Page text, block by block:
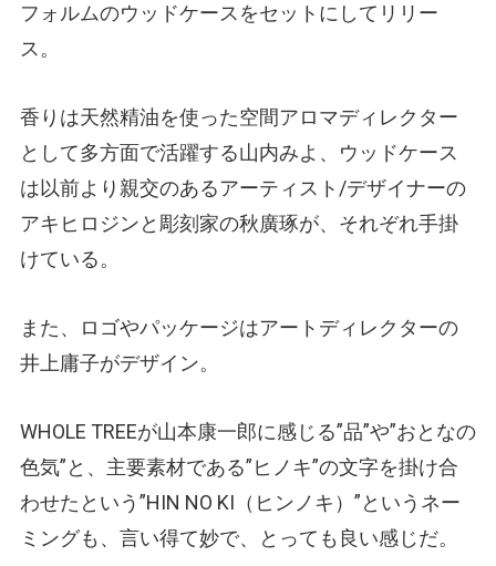
フォルムのウッドケースをセットにしてリリー
ス。
香りは天然精油を使った空間アロマディレクター
として多方面で活躍する山内みよ、ウッドケース
は以前より親交のあるアーティスト/デザイナーの
アキヒロジンと彫刻家の秋廣琢が、それぞれ手掛
けている。
また、ロゴやパッケージはアートディレクターの
井上庸子がデザイン。
WHOLE TREEが山本康一郎に感じる”品”や”おとなの
色気”と、主要素材である”ヒノキ”の文字を掛け合
わせたという”HIN NO KI（ヒンノキ）”というネー
ミングも、言い得て妙で、とっても良い感じだ。